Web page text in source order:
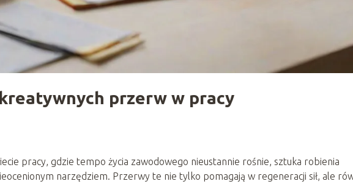
przerw w pracy
pracy, gdzie tempo życia zawodowego nieustannie rośnie, sztuka robienia
narzędziem. Przerwy te nie tylko pomagają w regeneracji sił, ale